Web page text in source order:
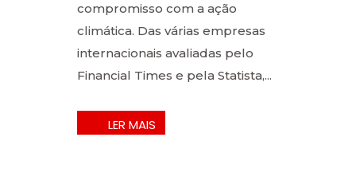
compromisso com a ação
climática. Das várias empresas
internacionais avaliadas pelo
Financial Times e pela Statista,...